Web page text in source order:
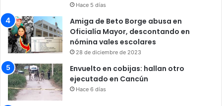
Hace 5 días
Amiga de Beto Borge abusa en
Oficialía Mayor, descontando en
nómina vales escolares
28 de diciembre de 2023
Envuelto en cobijas: hallan otro
ejecutado en Cancún
Hace 6 días